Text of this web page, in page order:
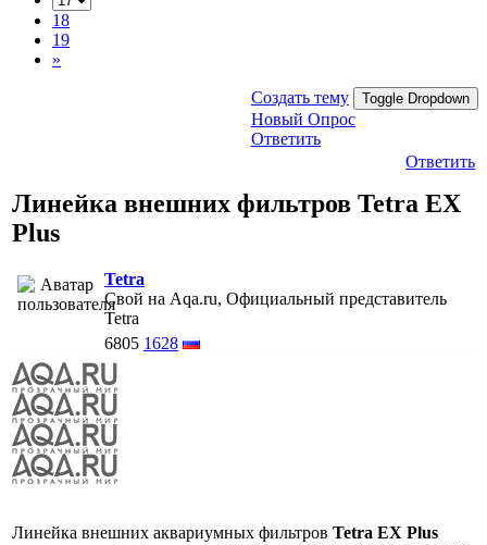
18
19
»
Создать тему Toggle Dropdown
Новый Опрос
Ответить
Ответить
Линейка внешних фильтров Tetra EX
Plus
Tetra
Свой на Aqa.ru, Официальный представитель
Tetra
6805 1628
Линейка внешних аквариумных фильтров Tetra EX Plus